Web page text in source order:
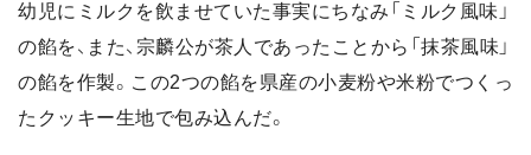
幼児にミルクを飲ませていた事実にちなみ「ミルク風味」
の餡を、また、宗麟公が茶人であったことから「抹茶風味」
の餡を作製。この2つの餡を県産の小麦粉や米粉でつくっ
たクッキー生地で包み込んだ。